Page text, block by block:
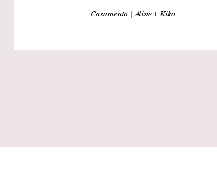
Casamento | Aline + Kiko